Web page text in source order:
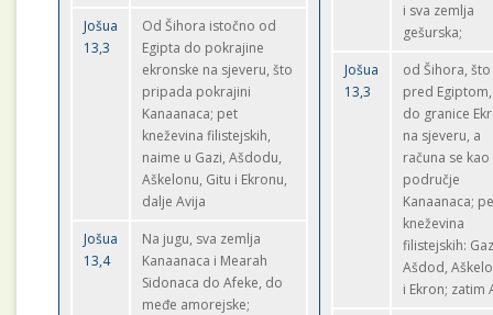
Jošua
13,3
Od Šihora istočno od
Egipta do pokrajine
ekronske na sjeveru, što
pripada pokrajini
Kanaanaca; pet
kneževina filistejskih,
naime u Gazi, Ašdodu,
Aškelonu, Gitu i Ekronu,
dalje Avija
Jošua
13,4
Na jugu, sva zemlja
Kanaanaca i Mearah
Sidonaca do Afeke, do
međe amorejske;
i sva zemlja
gešurska;
Jošua
13,3
od Šihora,
pred
do granice
na sjeveru, a
računa se kao
područje
Kanaanaca;
kneževina
filistejskih:
Ašdod,
i Ekron; zatim